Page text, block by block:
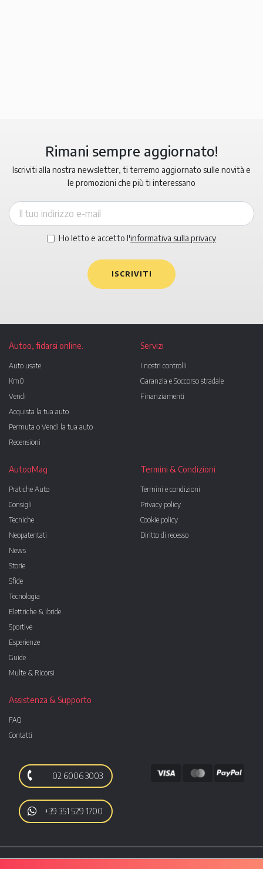
Rimani sempre aggiornato!
Iscriviti alla nostra newsletter, ti terremo aggiornato sulle novità e
le promozioni che più ti interessano
Ho letto e accetto l'informativa sulla privacy
ISCRIVITI
Autoo, fidarsi online.
Auto usate
Km0
Vendi
Acquista la tua auto
Permuta o Vendi la tua auto
Recensioni
Servizi
I nostri controlli
Garanzia e Soccorso stradale
Finanziamenti
AutooMag
Pratiche Auto
Consigli
Tecniche
Neopatentati
News
Storie
Sfide
Tecnologia
Elettriche & ibride
Sportive
Esperienze
Guide
Multe & Ricorsi
Termini & Condizioni
Termini e condizioni
Privacy policy
Cookie policy
Diritto di recesso
Assistenza & Supporto
FAQ
Contatti
02 6006 3003
+39 351 529 1700